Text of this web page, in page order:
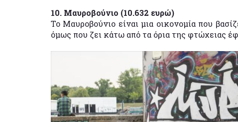
10. Μαυροβούνιο (10.632 ευρώ)
Το Μαυροβούνιο είναι μια οικονομία που
όμως που ζει κάτω από τα όρια της φτώχειας